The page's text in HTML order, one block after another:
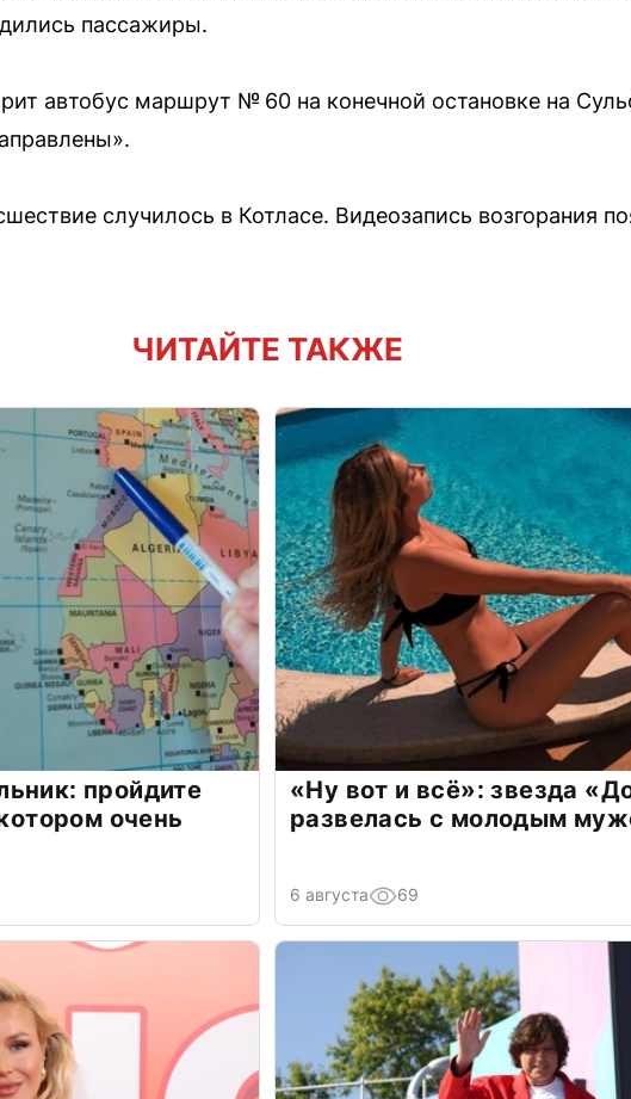
пассажиры.
автобус маршрут № 60 на конечной остановке на
случилось в Котласе. Видеозапись возгорания
ЧИТАЙТЕ ТАКЖЕ
пройдите
очень
«Ну вот и всё»: звезда
развелась с молодым
6 августа 69